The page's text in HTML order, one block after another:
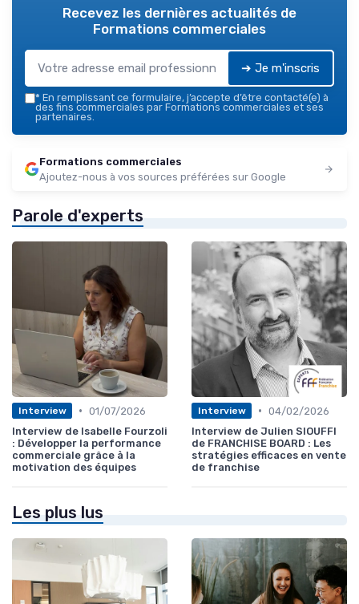
Recevez les dernières actualités de
Formations commerciales
➔ Je m'inscris
* En remplissant ce formulaire, j’accepte d’être contacté(e) à
des fins commerciales par Formations commerciales et ses
partenaires.
Formations commerciales
Ajoutez-nous à vos sources préférées sur Google
Parole d'experts
Interview • 01/07/2026
Interview de Isabelle Fourzoli
: Développer la performance
commerciale grâce à la
motivation des équipes
Interview • 04/02/2026
Interview de Julien SIOUFFI
de FRANCHISE BOARD : Les
stratégies efficaces en vente
de franchise
Les plus lus